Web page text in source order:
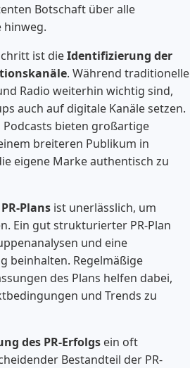
Botschaft über alle
hinweg.
ist dieIdentifizierung der
. Während traditionelle
Radio weiterhin wichtig sind,
auch auf digitale Kanäle setzen.
Podcasts bieten großartige
breiteren Publikum in
eigene Marke authentisch zu
Plans ist unerlässlich, um
Ein gut strukturierter PR-Plan
und eine
beinhalten. Regelmäßige
des Plans helfen dabei,
und Trends zu
des PR-Erfolgs ein oft
Bestandteil der PR-